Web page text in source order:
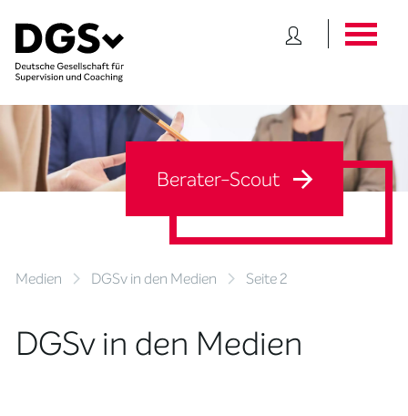
Medien DGSv in den Medien Seite 2
Berater-Scout
DGSv in den Medien